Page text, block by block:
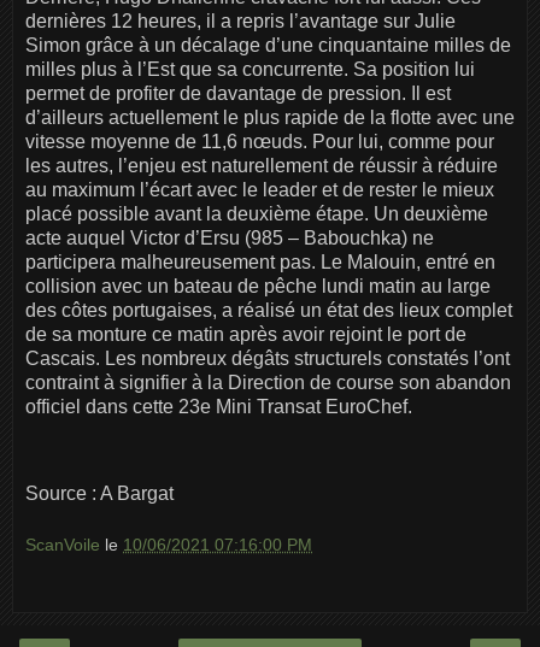
dernières 12 heures, il a repris l’avantage sur Julie
Simon grâce à un décalage d’une cinquantaine milles de
milles plus à l’Est que sa concurrente. Sa position lui
permet de profiter de davantage de pression. Il est
d’ailleurs actuellement le plus rapide de la flotte avec une
vitesse moyenne de 11,6 nœuds. Pour lui, comme pour
les autres, l’enjeu est naturellement de réussir à réduire
au maximum l’écart avec le leader et de rester le mieux
placé possible avant la deuxième étape. Un deuxième
acte auquel Victor d’Ersu (985 – Babouchka) ne
participera malheureusement pas. Le Malouin, entré en
collision avec un bateau de pêche lundi matin au large
des côtes portugaises, a réalisé un état des lieux complet
de sa monture ce matin après avoir rejoint le port de
Cascais. Les nombreux dégâts structurels constatés l’ont
contraint à signifier à la Direction de course son abandon
officiel dans cette 23e Mini Transat EuroChef.
Source : A Bargat
ScanVoile le 10/06/2021 07:16:00 PM